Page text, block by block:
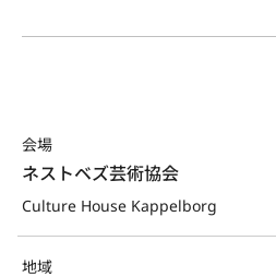
会場
ネストベズ芸術協会
Culture House Kappelborg
地域